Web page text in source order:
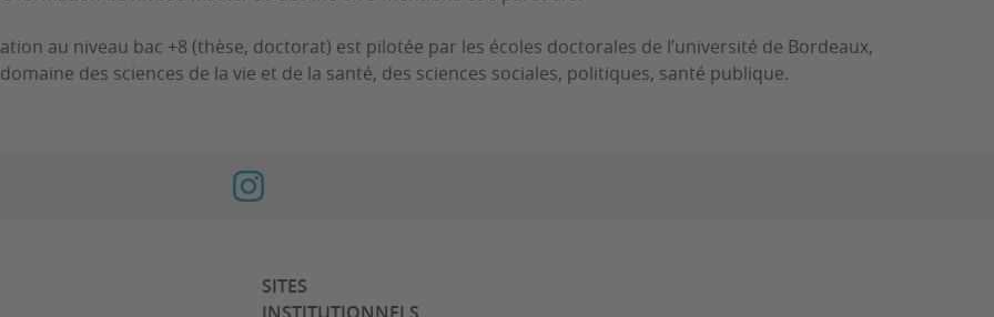
au niveau bac +8 (thèse, doctorat) est pilotée par les écoles doctorales de l’université de Bordeaux,
des sciences de la vie et de la santé, des sciences sociales, politiques, santé publique.
SITES